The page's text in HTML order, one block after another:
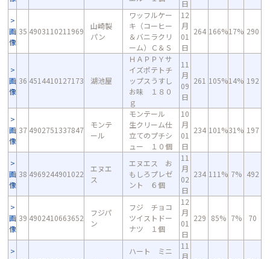
日
画
像
35 4903110211969
山崎製
パン
ワッフルケー
キ（コーヒー
＆バニラクリ
ーム）Ｃ＆Ｓ
12
月
01
日
264 166%17% 290
画
像
36 4514410127173 湖池屋
ＨＡＰＰＹサ
イズポテトチ
ップスうすし
お味 １８０
ｇ
11
月
09
日
261 105%14% 192
画
像
37 4902751337847
モンテ
ール
モンテール
生クリーム仕
立てのプチシ
ュー １０個
10
月
01
日
234 101%31% 197
画
像
38 4969244901022
エヌエ
ス
エヌエス お
もしろプレゼ
ント ６個
11
月
02
日
234 111% 7% 492
画
像
39 4902410663652
フジパ
ン
フジ チョコ
ツイストドー
ナツ １個
12
月
01
日
229 85% 7% 70
ハート ミニ
11
月